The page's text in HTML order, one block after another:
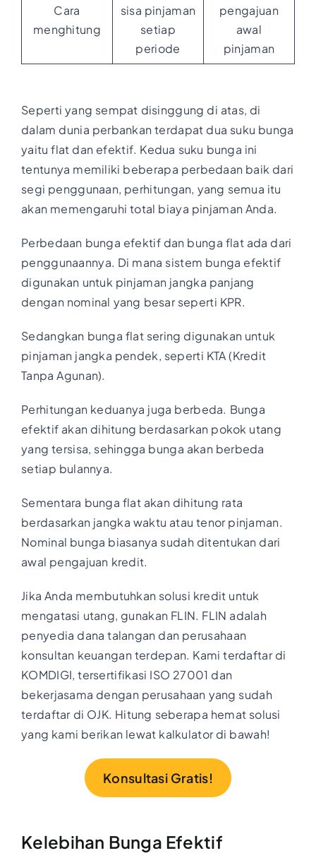
Cara
menghitung
sisa pinjaman
setiap
periode
pengajuan
awal
pinjaman
Seperti yang sempat disinggung di atas, di
dalam dunia perbankan terdapat dua suku bunga
yaitu flat dan efektif. Kedua suku bunga ini
tentunya memiliki beberapa perbedaan baik dari
segi penggunaan, perhitungan, yang semua itu
akan memengaruhi total biaya pinjaman Anda.
Perbedaan bunga efektif dan bunga flat ada dari
penggunaannya. Di mana sistem bunga efektif
digunakan untuk pinjaman jangka panjang
dengan nominal yang besar seperti KPR.
Sedangkan bunga flat sering digunakan untuk
pinjaman jangka pendek, seperti KTA (Kredit
Tanpa Agunan).
Perhitungan keduanya juga berbeda. Bunga
efektif akan dihitung berdasarkan pokok utang
yang tersisa, sehingga bunga akan berbeda
setiap bulannya.
Sementara bunga flat akan dihitung rata
berdasarkan jangka waktu atau tenor pinjaman.
Nominal bunga biasanya sudah ditentukan dari
awal pengajuan kredit.
Jika Anda membutuhkan solusi kredit untuk
mengatasi utang, gunakan FLIN. FLIN adalah
penyedia dana talangan dan perusahaan
konsultan keuangan terdepan. Kami terdaftar di
KOMDIGI, tersertifikasi ISO 27001 dan
bekerjasama dengan perusahaan yang sudah
terdaftar di OJK. Hitung seberapa hemat solusi
yang kami berikan lewat kalkulator di bawah!
Konsultasi Gratis!
Kelebihan Bunga Efektif